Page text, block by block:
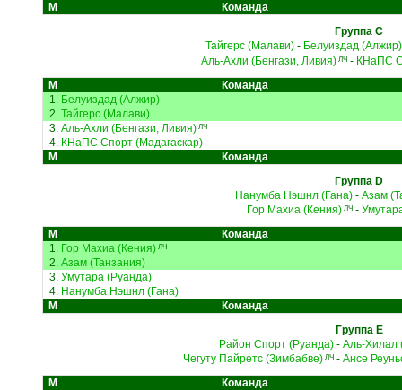
М
Команда
Группа C
Тайгерс (Малави)- Белуиздад (Алжир)
Аль-Ахли (Бенгази, Ливия) ЛЧ - КНаПС
М
Команда
1. Белуиздад (Алжир)
2. Тайгерс (Малави)
3. Аль-Ахли (Бенгази, Ливия)ЛЧ
4. КНаПС Спорт (Мадагаскар)
М
Команда
Группа D
Нанумба Нэшнл (Гана) - Азам
Гор Махиа (Кения) ЛЧ -
М
Команда
1. Гор Махиа (Кения)ЛЧ
2. Азам (Танзания)
3. Умутара (Руанда)
4. Нанумба Нэшнл (Гана)
М
Команда
Группа E
Район Спорт (Руанда)- Аль-
Чегуту Пайретс (Зимбабве)ЛЧ- Ансе
М
Команда